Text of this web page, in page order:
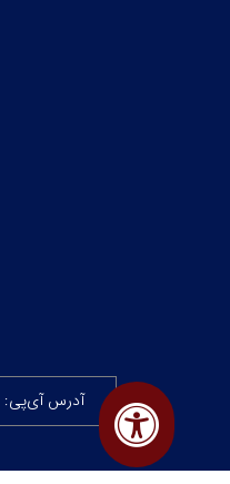
آدرس آی‌پی: